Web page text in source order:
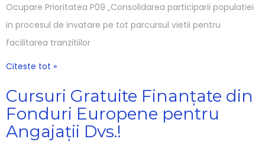
Ocupare Prioritatea P09 „Consolidarea participarii populatiei
in procesul de invatare pe tot parcursul vietii pentru
facilitarea tranzitiilor
Citeste tot »
Cursuri Gratuite Finanțate din
Fonduri Europene pentru
Angajații Dvs.!